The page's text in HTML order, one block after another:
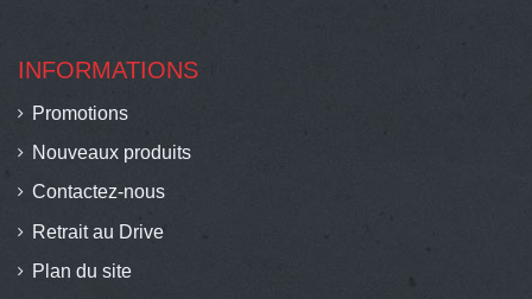
INFORMATIONS
Promotions
Nouveaux produits
Contactez-nous
Retrait au Drive
Plan du site